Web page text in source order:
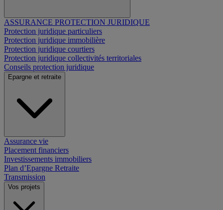
ASSURANCE PROTECTION JURIDIQUE
Protection juridique particuliers
Protection juridique immobilière
Protection juridique courtiers
Protection juridique collectivités territoriales
Conseils protection juridique
Epargne et retraite
Assurance vie
Placement financiers
Investissements immobiliers
Plan d’Epargne Retraite
Transmission
Vos projets